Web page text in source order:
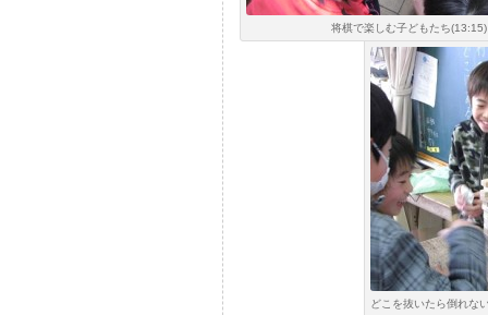
将棋で楽しむ子どもたち(13:15)
どこを抜いたら倒れな